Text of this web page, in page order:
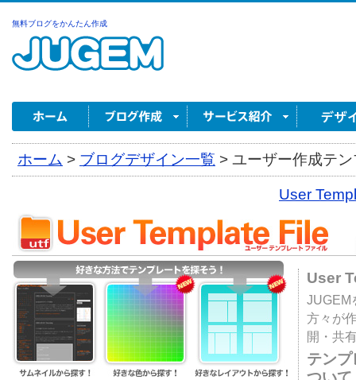
無料ブログをかんたん作成
ホーム > ブログデザイン一覧 > ユーザー作成テ
User
User
JUGEM
方々が
開・共
テン